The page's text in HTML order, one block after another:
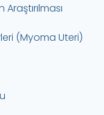
(Myoma Uteri)